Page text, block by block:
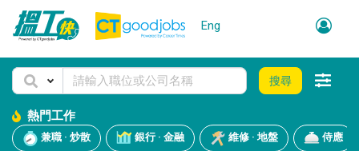
Eng
搜尋
熱門工作
兼職 · 炒散 銀行 · 金融 維修 · 地盤 侍應